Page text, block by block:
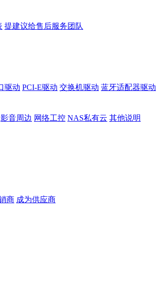
提建议给售后服务团队
驱动 PCI-E驱动 交换机驱动 蓝牙适配器驱动
影音周边 网络工控 NAS私有云 其他说明
商 成为供应商